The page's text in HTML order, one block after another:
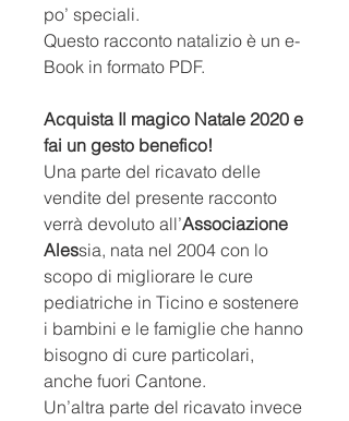
po’ speciali.
Questo racconto natalizio è un e-
Book in formato PDF.
Acquista Il magico Natale 2020 e
fai un gesto benefico!
Una parte del ricavato delle
vendite del presente racconto
verrà devoluto all’Associazione
Alessia, nata nel 2004 con lo
scopo di migliorare le cure
pediatriche in Ticino e sostenere
i bambini e le famiglie che hanno
bisogno di cure particolari,
anche fuori Cantone.
Un’altra parte del ricavato invece